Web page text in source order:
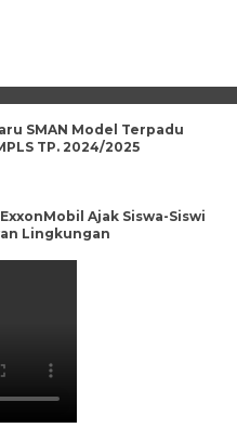
SMAN Model Terpadu
TP. 2024/2025
Ajak Siswa-Siswi
Lingkungan